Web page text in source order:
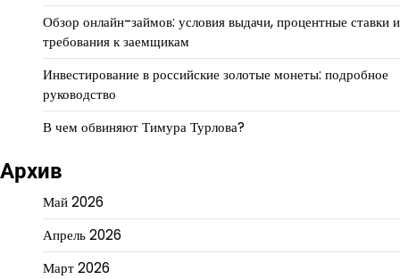
Обзор онлайн-займов: условия выдачи, процентные ставки и
требования к заемщикам
Инвестирование в российские золотые монеты: подробное
руководство
В чем обвиняют Тимура Турлова?
Архив
Май 2026
Апрель 2026
Март 2026